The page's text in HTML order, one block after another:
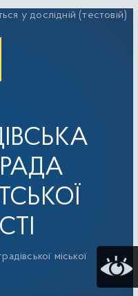
у дослідній (тестовій)
міської